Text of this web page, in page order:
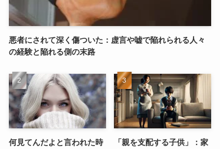
悪者にされて深く傷ついた：虚言や嘘で陥れられる人々
の経験と陥れる側の末路
何見てんだよと言われた時
「親を支配する子供」：家